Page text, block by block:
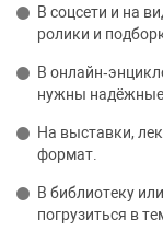
В соцсети и на
ролики и
В
нужны
На выставки,
формат.
В библиотеку
погрузиться в